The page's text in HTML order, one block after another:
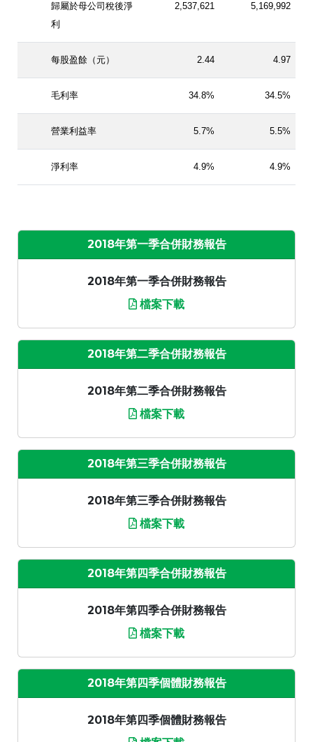
歸屬於母公司稅後淨
利
2,537,621 5,169,992
每股盈餘（元） 2.44 4.97
毛利率 34.8% 34.5%
營業利益率 5.7% 5.5%
淨利率 4.9% 4.9%
2018年第一季合併財務報告
2018年第一季合併財務報告
檔案下載
2018年第二季合併財務報告
2018年第二季合併財務報告
檔案下載
2018年第三季合併財務報告
2018年第三季合併財務報告
檔案下載
2018年第四季合併財務報告
2018年第四季合併財務報告
檔案下載
2018年第四季個體財務報告
2018年第四季個體財務報告